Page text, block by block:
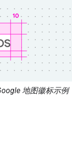
地图徽标示例